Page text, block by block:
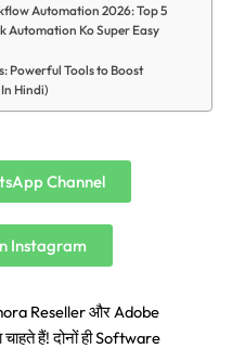
Automation 2026: Top 5
Automation Ko Super Easy
Powerful Tools to Boost
Hindi)
Channel
Instagram
Reseller और Adobe
हैं! दोनों ही Software